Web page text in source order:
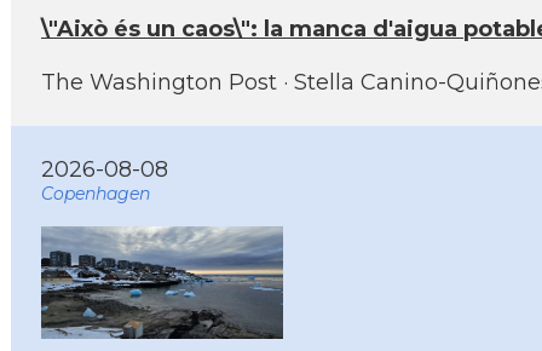
\"Això és un caos\": la manca d'aigua
The Washington Post · Stella Canino-
2026-08-08
Copenhagen